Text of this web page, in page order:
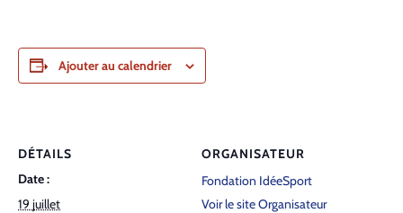
Ajouter au calendrier
DÉTAILS
Date :
19 juillet
ORGANISATEUR
Fondation IdéeSport
Voir le site Organisateur